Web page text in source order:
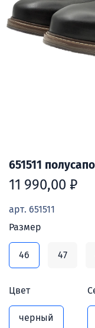
арт. 651511
651511
11 990,00 ₽
Размер
46 47
Цвет
черный